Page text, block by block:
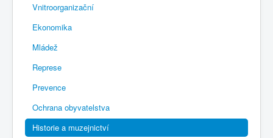
Portál REDENOX
Vnitroorganizační
Ekonomika
Mládež
Represe
Prevence
Ochrana obyvatelstva
Historie a muzejnictví